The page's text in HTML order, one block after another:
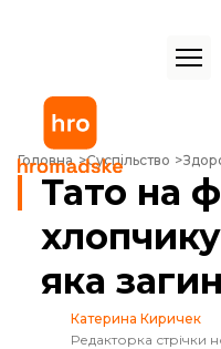
Головна Суспільство
Тато на фронті, а мама
Тато на
яка
Катерина Киричек
Редакторка стрічки